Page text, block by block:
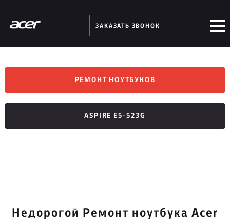
ЗАКАЗАТЬ ЗВОНОК
РЕМОНТ НОУТБУКОВ
ASPIRE E5-523G
Недорогой Ремонт ноутбука Acer